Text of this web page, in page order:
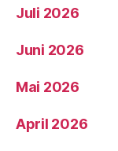
Juli 2026
Juni 2026
Mai 2026
April 2026